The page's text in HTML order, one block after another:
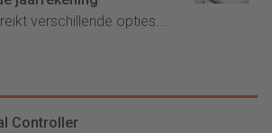
verschillende opties...
Controller